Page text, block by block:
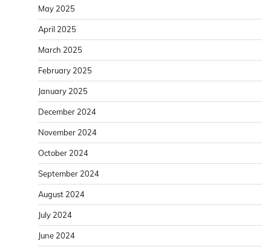
May 2025
April 2025
March 2025
February 2025
January 2025
December 2024
November 2024
October 2024
September 2024
August 2024
July 2024
June 2024